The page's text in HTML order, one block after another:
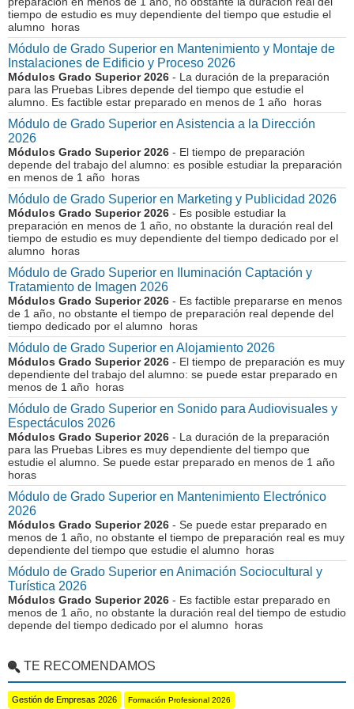
tiempo de estudio es muy dependiente del tiempo que estudie el
alumno horas
Módulo de Grado Superior en Mantenimiento y Montaje de
Instalaciones de Edificio y Proceso 2026
Módulos Grado Superior 2026 - La duración de la preparación
para las Pruebas Libres depende del tiempo que estudie el
alumno. Es factible estar preparado en menos de 1 año horas
Módulo de Grado Superior en Asistencia a la Dirección
2026
Módulos Grado Superior 2026 - El tiempo de preparación
depende del trabajo del alumno: es posible estudiar la preparación
en menos de 1 año horas
Módulo de Grado Superior en Marketing y Publicidad 2026
Módulos Grado Superior 2026 - Es posible estudiar la
preparación en menos de 1 año, no obstante la duración real del
tiempo de estudio es muy dependiente del tiempo dedicado por el
alumno horas
Módulo de Grado Superior en Iluminación Captación y
Tratamiento de Imagen 2026
Módulos Grado Superior 2026 - Es factible prepararse en menos
de 1 año, no obstante el tiempo de preparación real depende del
tiempo dedicado por el alumno horas
Módulo de Grado Superior en Alojamiento 2026
Módulos Grado Superior 2026 - El tiempo de preparación es muy
dependiente del trabajo del alumno: se puede estar preparado en
menos de 1 año horas
Módulo de Grado Superior en Sonido para Audiovisuales y
Espectáculos 2026
Módulos Grado Superior 2026 - La duración de la preparación
para las Pruebas Libres es muy dependiente del tiempo que
estudie el alumno. Se puede estar preparado en menos de 1 año
horas
Módulo de Grado Superior en Mantenimiento Electrónico
2026
Módulos Grado Superior 2026 - Se puede estar preparado en
menos de 1 año, no obstante el tiempo de preparación real es muy
dependiente del tiempo que estudie el alumno horas
Módulo de Grado Superior en Animación Sociocultural y
Turística 2026
Módulos Grado Superior 2026 - Es factible estar preparado en
menos de 1 año, no obstante la duración real del tiempo de estudio
depende del tiempo dedicado por el alumno horas
TE RECOMENDAMOS
Gestión de Empresas 2026 Formación Profesional 2026